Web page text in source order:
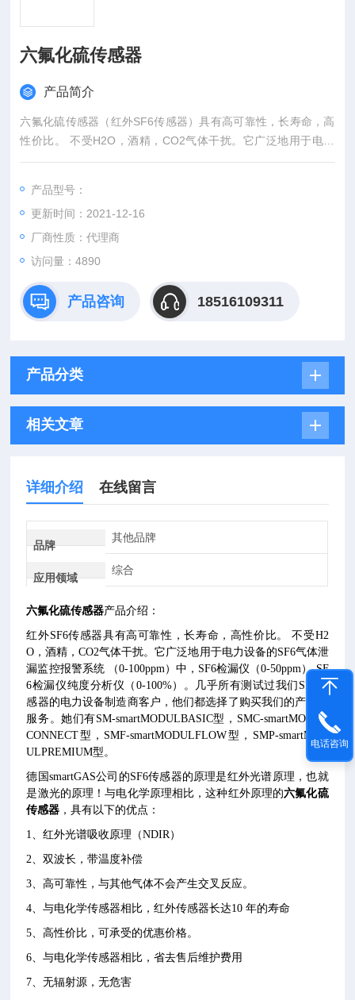
六氟化硫传感器
产品简介
六氟化硫传感器（红外SF6传感器）具有高可靠性，长寿命，高
性价比。 不受H2O，酒精，CO2气体干扰。它广泛地用于电力
设备的SF6气体泄漏监控报警系统 （0-100ppm）中，SF6检漏
测试过我们SF6传感器的电力设备制造商客户，他们都选择了购
买我们的产品和服务。
产品型号：
更新时间：2021-12-16
厂商性质：代理商
访问量：4890
产品咨询 18516109311
产品分类
相关文章
详细介绍 在线留言
品牌
其他品牌
应用领域
综合
六氟化硫传感器产品介绍：
红外SF6传感器具有高可靠性，长寿命，高性价比。 不受H2
O，酒精，CO2气体干扰。它广泛地用于电力设备的SF6气体泄
漏监控报警系统 （0-100ppm）中，SF6检漏仪（0-50ppm）,SF
6检漏仪纯度分析仪（0-100%）。几乎所有测试过我们SF6传
感器的电力设备制造商客户，他们都选择了购买我们的产品和
服务。她们有SM-smartMODULBASIC型，SMC-smartMODUL
CONNECT型，SMF-smartMODULFLOW型，SMP-smartMOD
ULPREMIUM型。
德国smartGAS公司的SF6传感器的原理是红外光谱原理，也就
是激光的原理！与电化学原理相比，这种红外原理的六氟化硫
传感器 ，具有以下的优点：
1、红外光谱吸收原理（NDIR）
2、双波长，带温度补偿
3、高可靠性，与其他气体不会产生交叉反应。
4、与电化学传感器相比，红外传感器长达10 年的寿命
5、高性价比，可承受的优惠价格。
6、与电化学传感器相比，省去售后维护费用
7、无辐射源，无危害
电话咨询